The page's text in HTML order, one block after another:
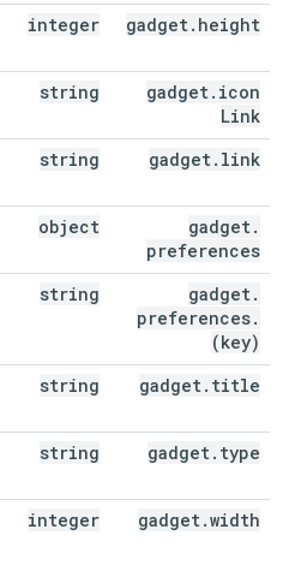
gadget. height
integer
gadget. icon
Link
string
gadget. link
string
gadget.
preferences
object
gadget.
preferences.
(key)
string
gadget. title
string
gadget. type
string
gadget.width
integer